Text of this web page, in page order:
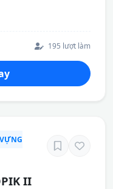
195 lượt làm
II